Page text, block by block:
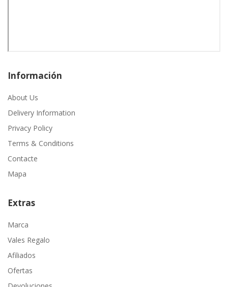
Información
About Us
Delivery Information
Privacy Policy
Terms & Conditions
Contacte
Mapa
Extras
Marca
Vales Regalo
Afiliados
Ofertas